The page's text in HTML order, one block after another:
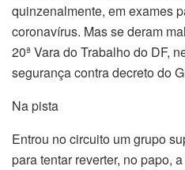
quinzenalmente, em exames
coronavírus. Mas se deram
20ª Vara do Trabalho do DF,
segurança contra decreto do
Na pista
Entrou no circuito um grupo
para tentar reverter, no papo,